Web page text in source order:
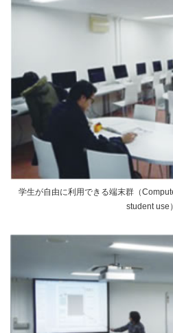
学生が自由に利用できる端末群（
student use）